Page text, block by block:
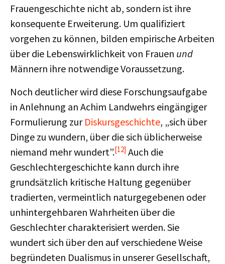
Frauengeschichte nicht ab, sondern ist ihre
konsequente Erweiterung. Um qualifiziert
vorgehen zu können, bilden empirische Arbeiten
über die Lebenswirklichkeit von Frauen und
Männern ihre notwendige Voraussetzung.
Noch deutlicher wird diese Forschungsaufgabe
in Anlehnung an Achim Landwehrs eingängiger
Formulierung zur Diskursgeschichte, „sich über
Dinge zu wundern, über die sich üblicherweise
niemand mehr wundert”.[12] Auch die
Geschlechtergeschichte kann durch ihre
grundsätzlich kritische Haltung gegenüber
tradierten, vermeintlich naturgegebenen oder
unhintergehbaren Wahrheiten über die
Geschlechter charakterisiert werden. Sie
wundert sich über den auf verschiedene Weise
begründeten Dualismus in unserer Gesellschaft,